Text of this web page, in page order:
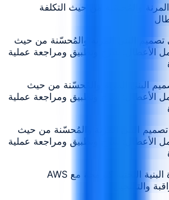
المرنة والمُحسّنة من حيث التكلفة
تصميم البنى المرنة والمُحسّنة من حيث
الأعطال: شرح وتطبيق ومراجعة عملية
البنى المرنة والمُحسّنة من حيث
الأعطال: شرح وتطبيق ومراجعة عملية
البنى المرنة والمُحسّنة من حيث
الأعطال: شرح وتطبيق ومراجعة عملية
الوحدة 7: النشر والإدارة البنية التحتية كبرمجة مع AWS